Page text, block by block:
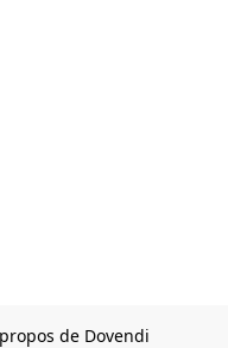
de Dovendi